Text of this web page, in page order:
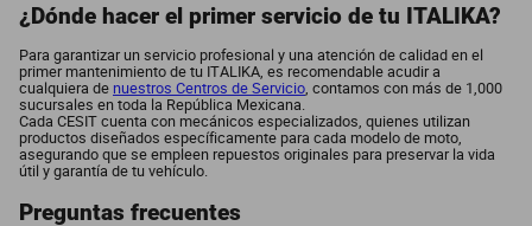
¿Dónde hacer el primer servicio de tu ITALIKA?
Para garantizar un servicio profesional y una atención de calidad en el
primer mantenimiento de tu ITALIKA, es recomendable acudir a
cualquiera de nuestros Centros de Servicio, contamos con más de 1,000
sucursales en toda la República Mexicana.
Cada CESIT cuenta con mecánicos especializados, quienes utilizan
productos diseñados específicamente para cada modelo de moto,
asegurando que se empleen repuestos originales para preservar la vida
útil y garantía de tu vehículo.
Preguntas frecuentes